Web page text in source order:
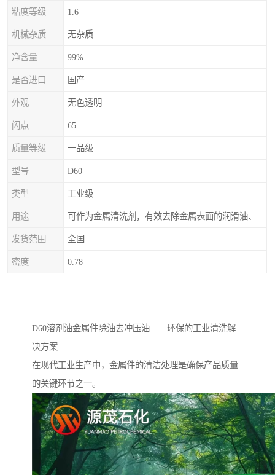
粘度等级 1.6
机械杂质 无杂质
净含量 99%
是否进口 国产
外观 无色透明
闪点 65
质量等级 一品级
型号 D60
类型 工业级
用途
发货范围 全国
密度 0.78
D60溶剂油金属件除油去冲压油——环保的工业清洗解
决方案
在现代工业生产中，金属件的清洁处理是确保产品质量
的关键环节之一。